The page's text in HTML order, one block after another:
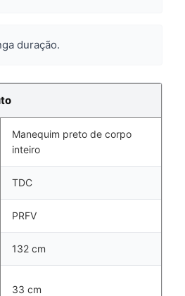
duração.
Manequim preto de corpo
inteiro
TDC
PRFV
132 cm
33 cm